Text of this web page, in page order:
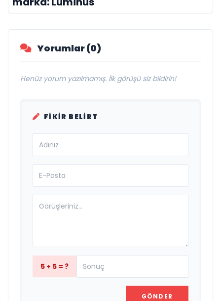
Yorumlar (0)
Henüz yorum yazılmamış. İlk görüşü siz bildirin!
FIKIR BELIRT
5 + 5 = ?
GÖNDER